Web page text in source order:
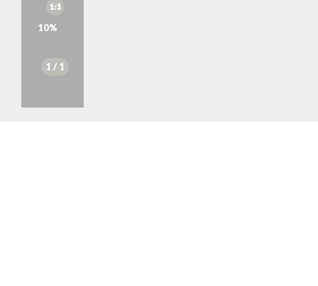
10%
1 / 1